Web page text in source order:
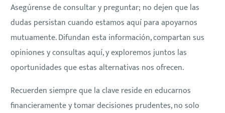
Asegúrense de consultar y preguntar; no dejen que las
dudas persistan cuando estamos aquí para apoyarnos
mutuamente. Difundan esta información, compartan sus
opiniones y consultas aquí, y exploremos juntos las
oportunidades que estas alternativas nos ofrecen.
Recuerden siempre que la clave reside en educarnos
financieramente y tomar decisiones prudentes, no solo